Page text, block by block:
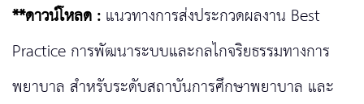
**ดาวน์โหลด :แนวทางการส่งประกวดผลงาน Best
Practice การพัฒนาระบบและกลไกจริยธรรมทางการ
พยาบาล สำหรับระดับสถาบันการศึกษาพยาบาล และ